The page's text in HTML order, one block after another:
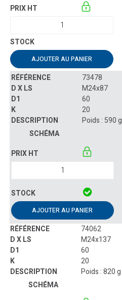
AJOUTER AU PANIER
73478
M24x87
60
20
Poids : 590 g
AJOUTER AU PANIER
74062
M24x137
60
20
Poids : 820 g